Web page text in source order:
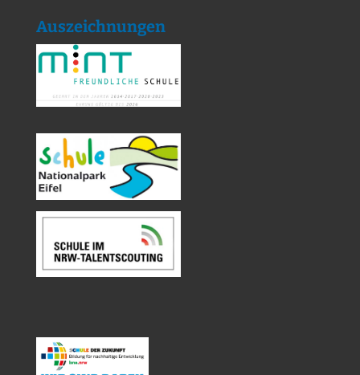
Auszeichnungen